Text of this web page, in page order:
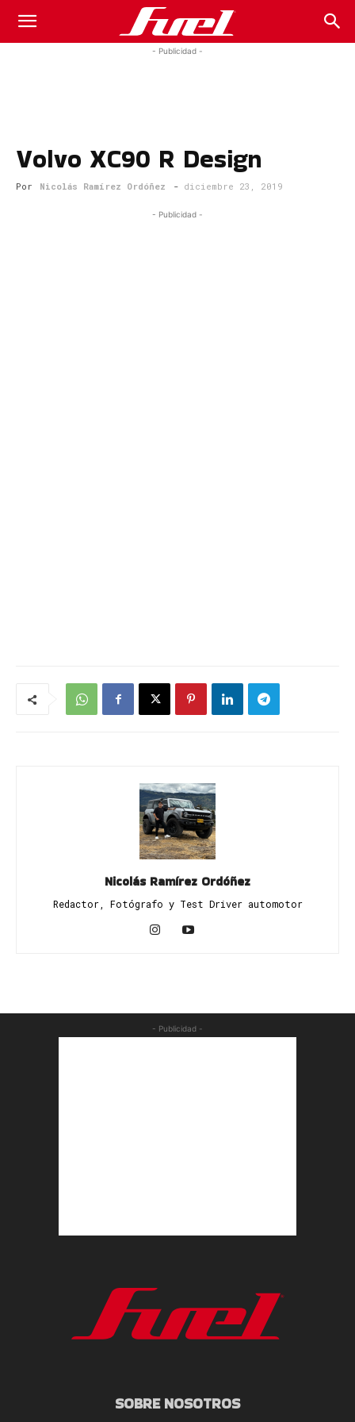
Fuel
Magazine
- Publicidad -
Volvo XC90 R Design
Por Nicolás Ramírez Ordóñez - diciembre 23, 2019
- Publicidad -
Nicolás Ramírez Ordóñez
Redactor, Fotógrafo y Test Driver automotor
- Publicidad -
SOBRE NOSOTROS